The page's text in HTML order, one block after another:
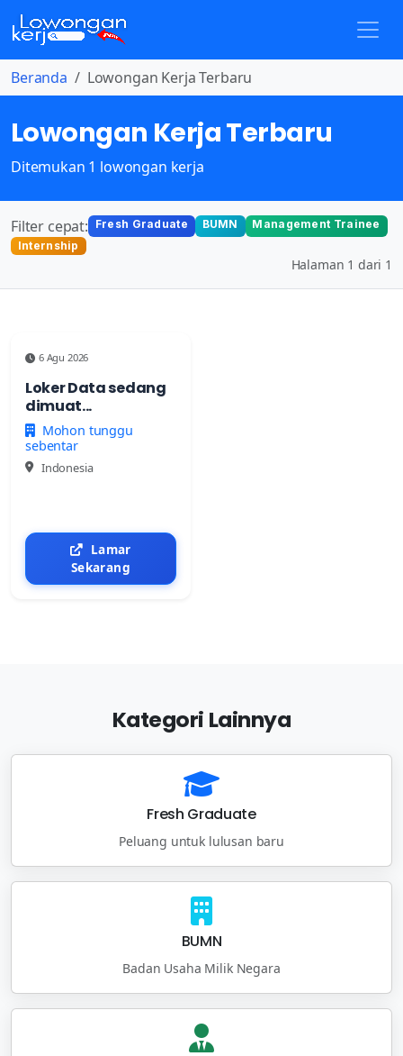
Beranda Lowongan Kerja Terbaru
Lowongan Kerja Terbaru
Ditemukan 1 lowongan kerja
Filter cepat: Fresh Graduate BUMN
Management Trainee
Internship
Halaman 1 dari 1
6 Agu 2026
Loker Data sedang
dimuat...
Mohon tunggu
sebentar
Indonesia
Lamar
Sekarang
Kategori Lainnya
Fresh Graduate
Peluang untuk lulusan baru
BUMN
Badan Usaha Milik Negara